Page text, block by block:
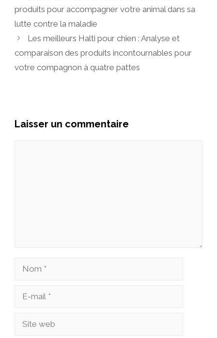
produits pour accompagner votre animal dans sa
lutte contre la maladie
Les meilleurs Halti pour chien : Analyse et
comparaison des produits incontournables pour
votre compagnon à quatre pattes
Laisser un commentaire
Nom
Site